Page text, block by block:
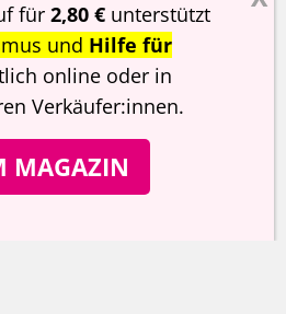
für2,80 € unterstützt
und Hilfe für
online oder in
Verkäufer:innen.
MAGAZIN
Real Cookie Banner